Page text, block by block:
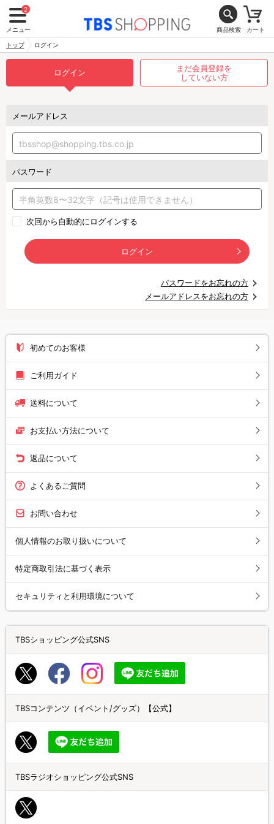
2
メニュー 商品検索 カート
トップ ログイン
ログイン
まだ会員登録を
していない方
メールアドレス
パスワード
次回から自動的にログインする
ログイン
パスワードをお忘れの方
メールアドレスをお忘れの方
初めてのお客様
ご利用ガイド
送料について
お支払い方法について
返品について
よくあるご質問
お問い合わせ
個人情報のお取り扱いについて
特定商取引法に基づく表示
セキュリティと利用環境について
TBSショッピング公式SNS
TBSコンテンツ（イベント/グッズ）【公式】
TBSラジオショッピング公式SNS